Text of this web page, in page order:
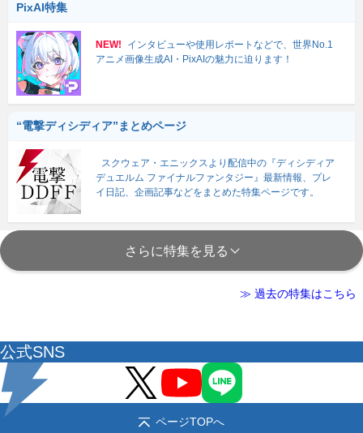
PixAI特集
NEW!
インタビューや使用レポートなどで、世界No.1
アニメ画像生成AI・PixAIの魅力に迫ります！
“電撃ディシディア”まとめページ
スクウェア・エニックスより配信中の『ディシディア
デュエルム ファイナルファンタジー』最新情報、プレ
イ日記、企画記事などをまとめた特集ページです。
さらに特集を見る
≫ 過去の特集はこちら
公式SNS
ページTOPへ